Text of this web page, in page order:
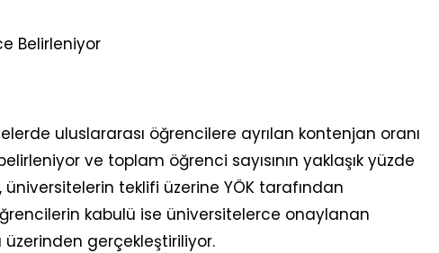
Belirleniyor
uluslararası öğrencilere ayrılan kontenjan oranı
ve toplam öğrenci sayısının yaklaşık yüzde
teklifi üzerine YÖK tarafından
kabulü ise üniversitelerce onaylanan
üzerinden gerçekleştiriliyor.